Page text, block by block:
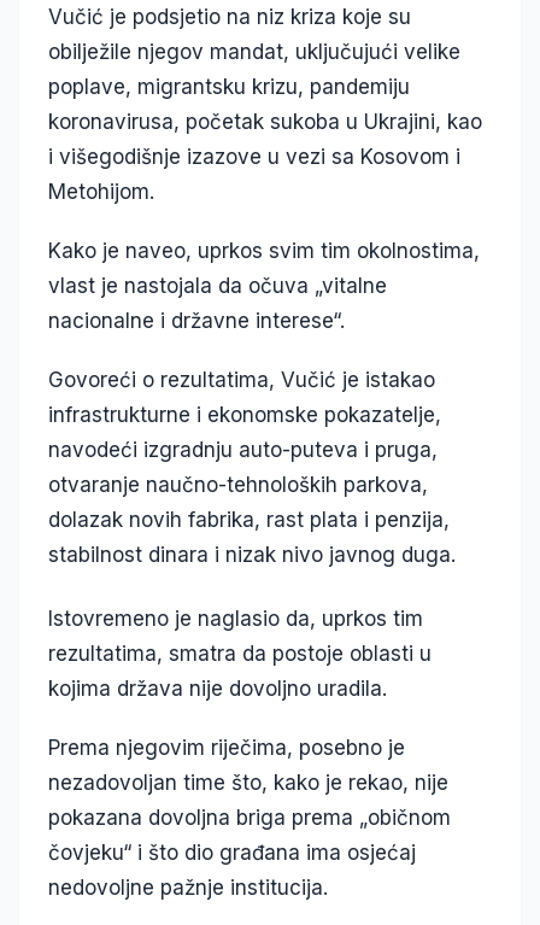
Vučić je podsjetio na niz kriza koje su
obilježile njegov mandat, uključujući velike
poplave, migrantsku krizu, pandemiju
koronavirusa, početak sukoba u Ukrajini, kao
i višegodišnje izazove u vezi sa Kosovom i
Metohijom.
Kako je naveo, uprkos svim tim okolnostima,
vlast je nastojala da očuva „vitalne
nacionalne i državne interese“.
Govoreći o rezultatima, Vučić je istakao
infrastrukturne i ekonomske pokazatelje,
navodeći izgradnju auto-puteva i pruga,
otvaranje naučno-tehnoloških parkova,
dolazak novih fabrika, rast plata i penzija,
stabilnost dinara i nizak nivo javnog duga.
Istovremeno je naglasio da, uprkos tim
rezultatima, smatra da postoje oblasti u
kojima država nije dovoljno uradila.
Prema njegovim riječima, posebno je
nezadovoljan time što, kako je rekao, nije
pokazana dovoljna briga prema „običnom
čovjeku“ i što dio građana ima osjećaj
nedovoljne pažnje institucija.